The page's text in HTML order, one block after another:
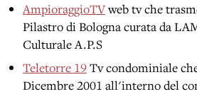
AmpioraggioTVweb tv che
Pilastro di Bologna curata da
Culturale A.P.S
Teletorre 19Tv condominiale
Dicembre 2001 all'interno del